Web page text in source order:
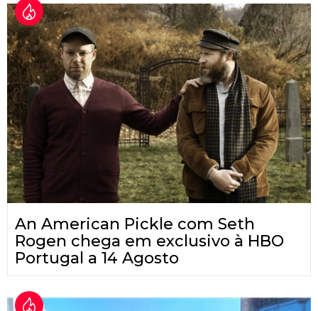
An American Pickle com Seth
Rogen chega em exclusivo à HBO
Portugal a 14 Agosto